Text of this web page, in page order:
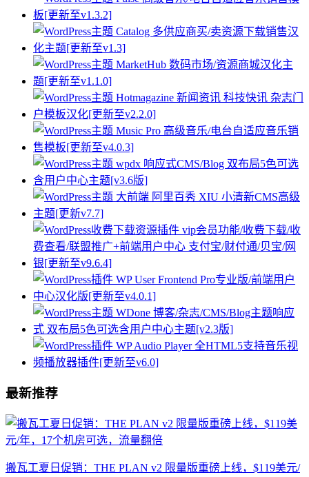
最新推荐
搬瓦工夏日促销：THE PLAN v2 限量版重磅上线，$119美元/